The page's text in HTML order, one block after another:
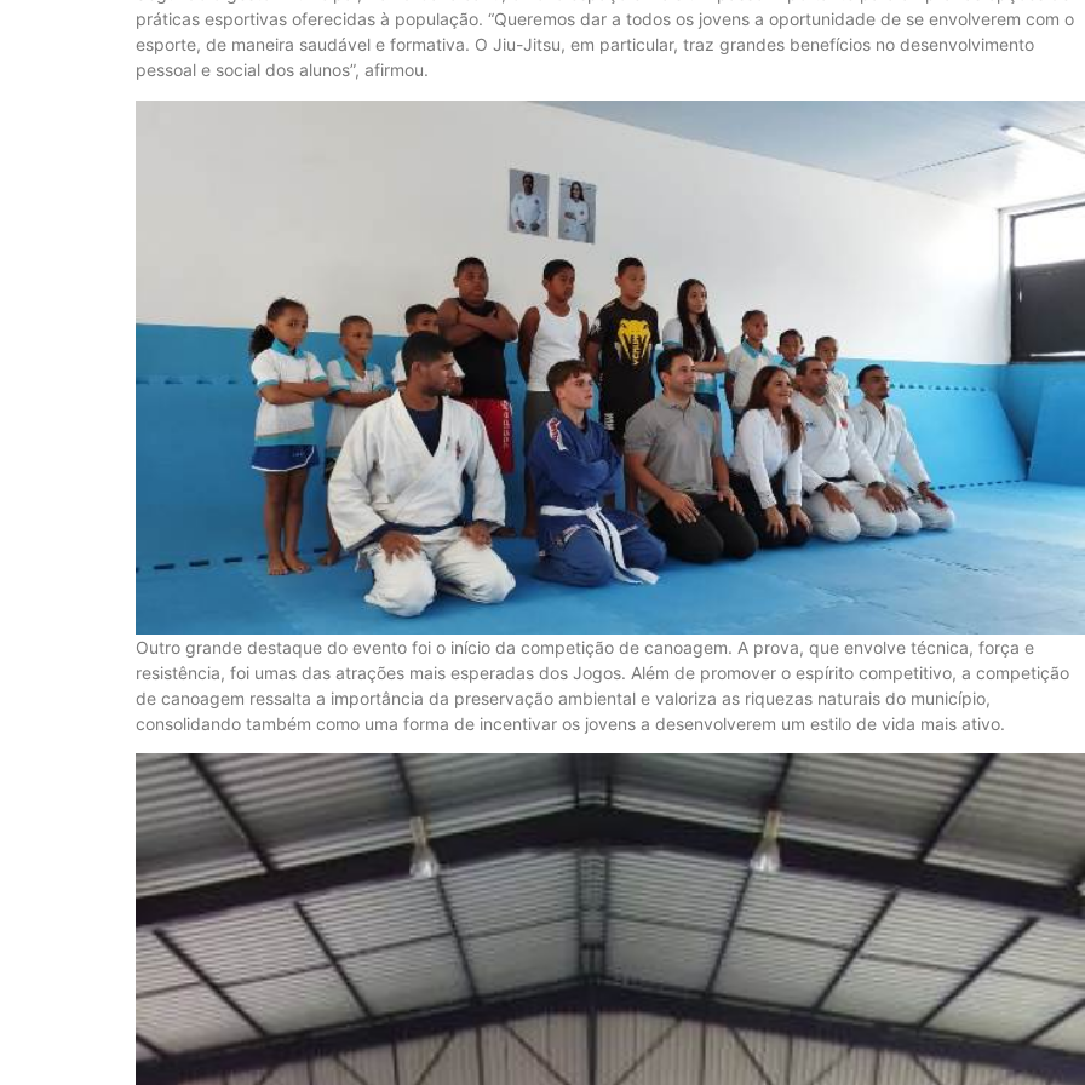
práticas esportivas oferecidas à população. “Queremos dar a todos os jovens a oportunidade de se envolverem com o
esporte, de maneira saudável e formativa. O Jiu-Jitsu, em particular, traz grandes benefícios no desenvolvimento
pessoal e social dos alunos”, afirmou.
Outro grande destaque do evento foi o início da competição de canoagem. A prova, que envolve técnica, força e
resistência, foi umas das atrações mais esperadas dos Jogos. Além de promover o espírito competitivo, a competição
de canoagem ressalta a importância da preservação ambiental e valoriza as riquezas naturais do município,
consolidando também como uma forma de incentivar os jovens a desenvolverem um estilo de vida mais ativo.